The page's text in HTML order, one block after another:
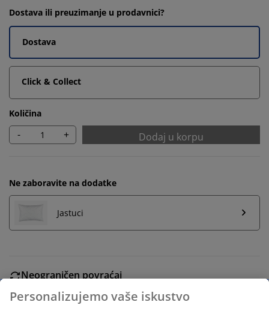
Dostava ili preuzimanje u prodavnici?
Dostava
Click & Collect
Količina
- + Dodaj u korpu
Ne zaboravite na dodatke
Jastuci
Neograničen povraćaj
prodavnicu